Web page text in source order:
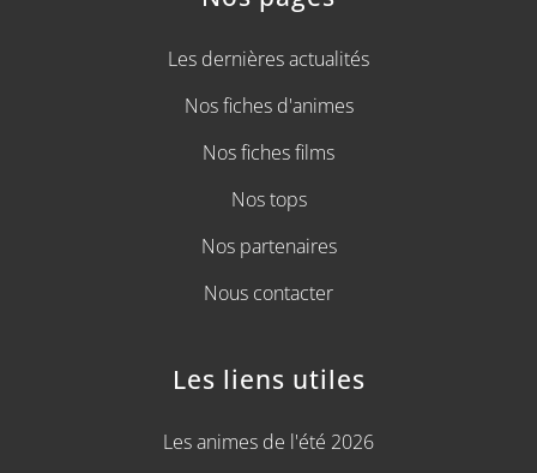
Les dernières actualités
Nos fiches d'animes
Nos fiches films
Nos tops
Nos partenaires
Nous contacter
Les liens utiles
Les animes de l'été 2026